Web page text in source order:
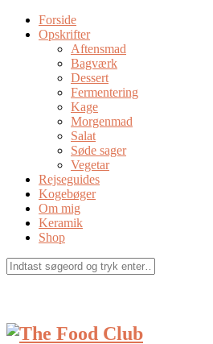
Forside
Opskrifter
Aftensmad
Bagværk
Dessert
Fermentering
Kage
Morgenmad
Salat
Søde sager
Vegetar
Rejseguides
Kogebøger
Om mig
Keramik
Shop